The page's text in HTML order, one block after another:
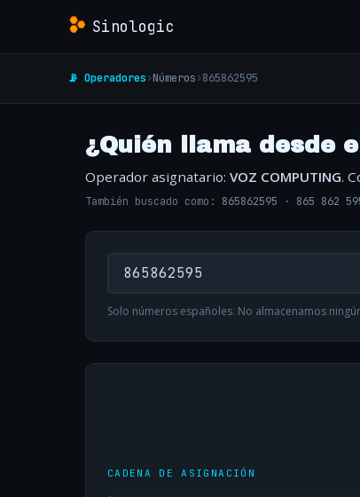
Sinologic
📡 Operadores›Números›865862595
¿Quién llama desde
Operador asignatario: VOZ COMPUTING.
También buscado como: 865862595 · 865 862
Solo números españoles. No almacenamos
CADENA DE ASIGNACIÓN